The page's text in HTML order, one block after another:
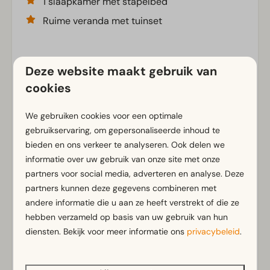
Ruime veranda met tuinset
Voorzieningen
Rookvrij
Airco
Horren
Gratis Wifi
Parkeergelegenheid nabij vakantieverblijf
Badkamer
Aparte toiletten: 1
Douche(cabine)
Toon meer ↓
Deze website maakt gebruik van
cookies
We gebruiken cookies voor een optimale
gebruikservaring, om gepersonaliseerde inhoud te
bieden en ons verkeer te analyseren. Ook delen we
informatie over uw gebruik van onze site met onze
partners voor social media, adverteren en analyse. Deze
partners kunnen deze gegevens combineren met
andere informatie die u aan ze heeft verstrekt of die ze
hebben verzameld op basis van uw gebruik van hun
diensten. Bekijk voor meer informatie ons privacybeleid.